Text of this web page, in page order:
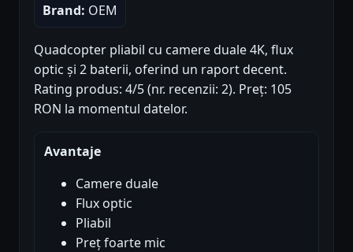
Brand: OEM
Quadcopter pliabil cu camere duale 4K, flux
optic și 2 baterii, oferind un raport decent.
Rating produs: 4/5 (nr. recenzii: 2). Preț: 105
RON la momentul datelor.
Avantaje
Camere duale
Flux optic
Pliabil
Preț foarte mic